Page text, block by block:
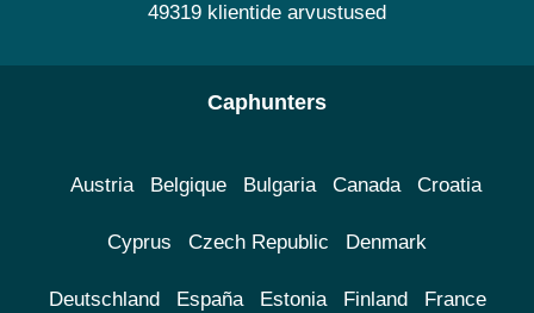
49319 klientide arvustused
Caphunters
Austria Belgique Bulgaria Canada Croatia
Cyprus Czech Republic Denmark
Deutschland España Estonia Finland France